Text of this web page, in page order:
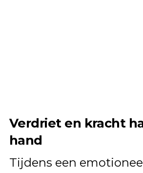
Verdriet en kracht
hand
Tijdens een